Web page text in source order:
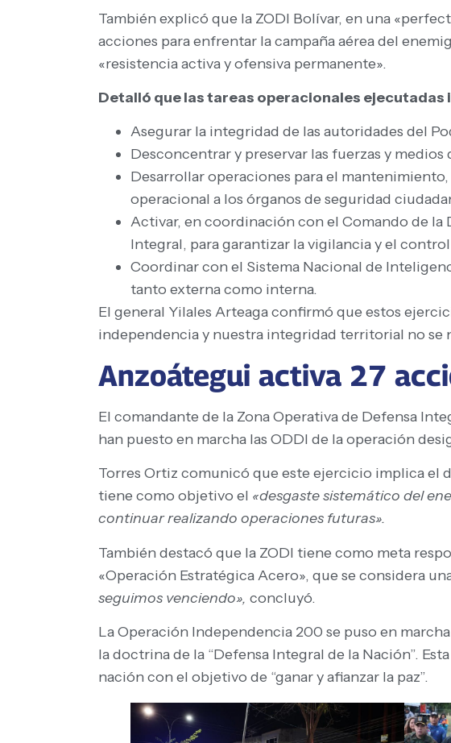
También explicó que la ZODI Bolívar, en una
acciones para enfrentar la campaña aérea del
«resistencia activa y ofensiva permanente».
Detalló que las tareas operacionales ejecutadas
Asegurar la integridad de las autoridades del
Desconcentrar y preservar las fuerzas y
Desarrollar operaciones para el
operacional a los órganos de seguridad
Activar, en coordinación con el Comando de la
Integral, para garantizar la vigilancia y el
Coordinar con el Sistema Nacional de
tanto externa como interna.
El general Yilales Arteaga confirmó que estos
independencia y nuestra integridad territorial no se
Anzoátegui activa 27
El comandante de la Zona Operativa de Defensa
han puesto en marcha las ODDI de la operación
Torres Ortiz comunicó que este ejercicio implica el
tiene como objetivo el «desgaste sistemático del
continuar realizando operaciones futuras».
También destacó que la ZODI tiene como meta
«Operación Estratégica Acero», que se considera
seguimos venciendo», concluyó.
La Operación Independencia 200 se puso en
la doctrina de la “Defensa Integral de la Nación”.
nación con el objetivo de “ganar y afianzar la paz”.